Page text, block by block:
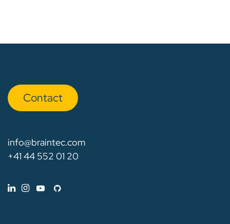
Con​​​​tact
info@braintec.com
+41 44 552 01 20